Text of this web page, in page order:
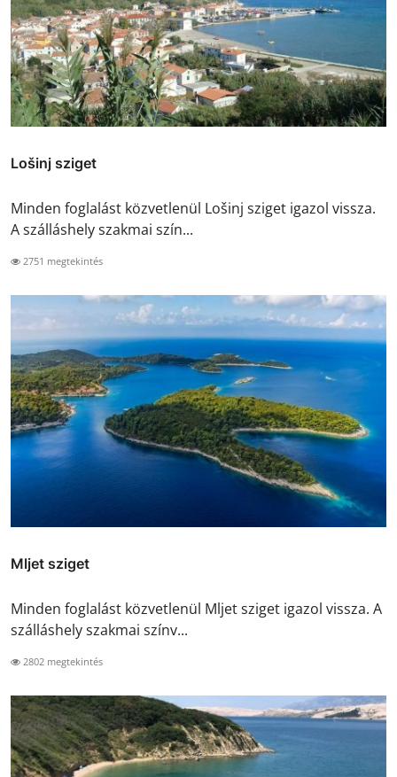
Lošinj sziget
Minden foglalást közvetlenül Lošinj sziget igazol vissza.
A szálláshely szakmai szín...
2751 megtekintés
Mljet sziget
Minden foglalást közvetlenül Mljet sziget igazol vissza. A
szálláshely szakmai színv...
2802 megtekintés